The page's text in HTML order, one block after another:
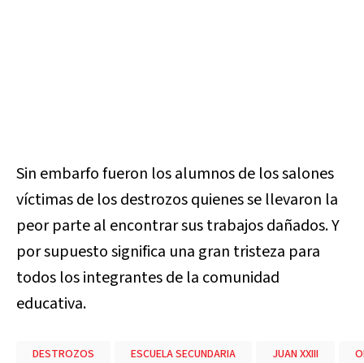
Sin embarfo fueron los alumnos de los salones
víctimas de los destrozos quienes se llevaron la
peor parte al encontrar sus trabajos dañados. Y
por supuesto significa una gran tristeza para
todos los integrantes de la comunidad
educativa.
DESTROZOS ESCUELA SECUNDARIA JUAN XXIII